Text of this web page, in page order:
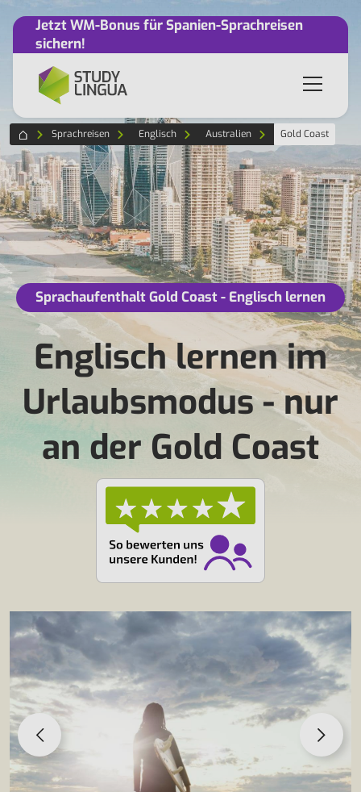
Jetzt WM-Bonus für Spanien-Sprachreisen
sichern!
Sprachreisen Englisch Australien Gold Coast
Sprachaufenthalt Gold Coast - Englisch lernen
Englisch lernen im
Urlaubsmodus - nur
an der Gold Coast